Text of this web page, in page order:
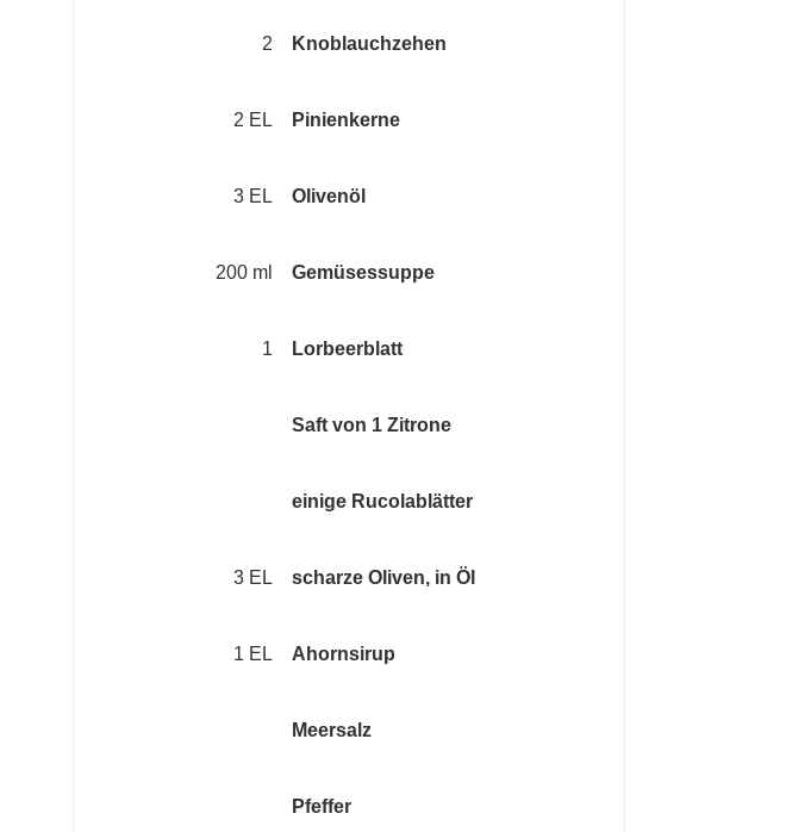
2 Knoblauchzehen
2 EL Pinienkerne
3 EL Olivenöl
200 ml Gemüsessuppe
1 Lorbeerblatt
Saft von 1 Zitrone
einige Rucolablätter
3 EL scharze Oliven, in Öl
1 EL Ahornsirup
Meersalz
Pfeffer